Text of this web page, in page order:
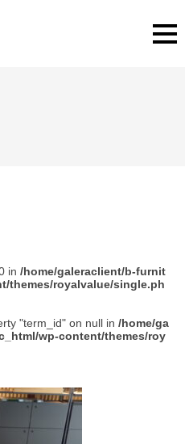
in /home/galeraclient/b-furnit
themes/royalvalue/single.ph
"term_id" on null in /home/ga
wp-content/themes/roy